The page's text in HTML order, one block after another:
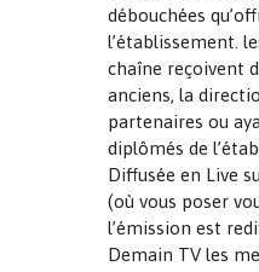
débouchées
l’établissement.
chaîne reçoivent
anciens, la
partenaires ou
diplômés de
Diffusée en Live
(où vous poser
l’émission est
Demain TV les